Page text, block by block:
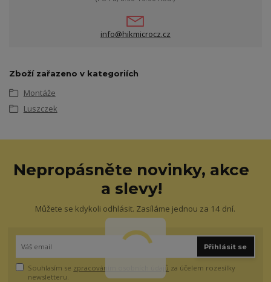
info@hikmicrocz.cz
Zboží zařazeno v kategoriích
Montáže
Luszczek
Nepropásněte novinky, akce
a slevy!
Můžete se kdykoli odhlásit. Zasíláme jednou za 14 dní.
Přihlásit se
Souhlasím se zpracováním osobních údajů za účelem rozesílky
newsletteru.